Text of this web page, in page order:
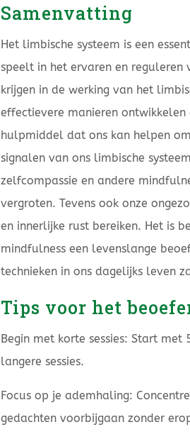
Samenvatting
Het limbische systeem is een
speelt in het ervaren en reguleren
krijgen in de werking van het
effectievere manieren
hulpmiddel dat ons kan helpen
signalen van ons limbische
zelfcompassie en andere
vergroten. Tevens ook onze
en innerlijke rust bereiken. Het is
mindfulness een levenslange
technieken in ons dagelijks leven
Tips voor het
Begin met korte sessies: Start
langere sessies.
Focus op je ademhaling:
gedachten voorbijgaan zonder